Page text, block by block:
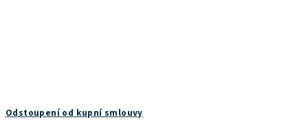
Odstoupení od kupní smlouvy